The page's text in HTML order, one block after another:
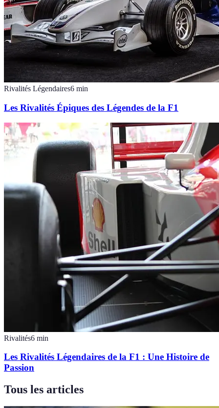
Rivalités Légendaires6 min
Les Rivalités Épiques des Légendes de la F1
Rivalités6 min
Les Rivalités Légendaires de la F1 : Une Histoire de
Passion
Tous les articles